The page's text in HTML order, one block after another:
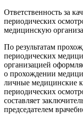
Ответственность за
периодических
медицинскую
По результатам
периодических
организацией
о прохождении
личные медицинские
периодических
составляет
председателем